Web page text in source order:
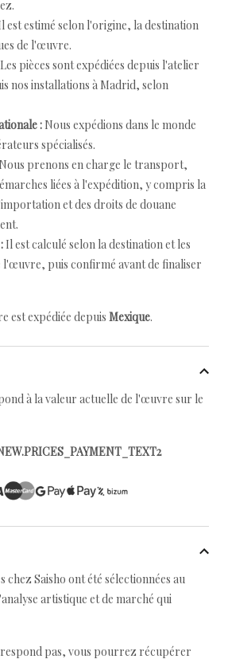
est estimé selon l'origine, la destination
de l'œuvre.
Les pièces sont expédiées depuis l'atelier
nos installations à Madrid, selon
: Nous expédions dans le monde
spécialisés.
Nous prenons en charge le transport,
liées à l'expédition, y compris la
et des droits de douane
Il est calculé selon la destination et les
l'œuvre, puis confirmé avant de finaliser
est expédiée depuis Mexique.
à la valeur actuelle de l'œuvre sur le
chez Saisho ont été sélectionnées au
artistique et de marché qui
pas, vous pourrez récupérer